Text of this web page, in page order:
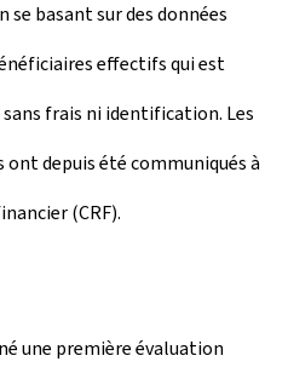
basant sur des données
effectifs qui est
frais ni identification. Les
depuis été communiqués à
(CRF).
une première évaluation